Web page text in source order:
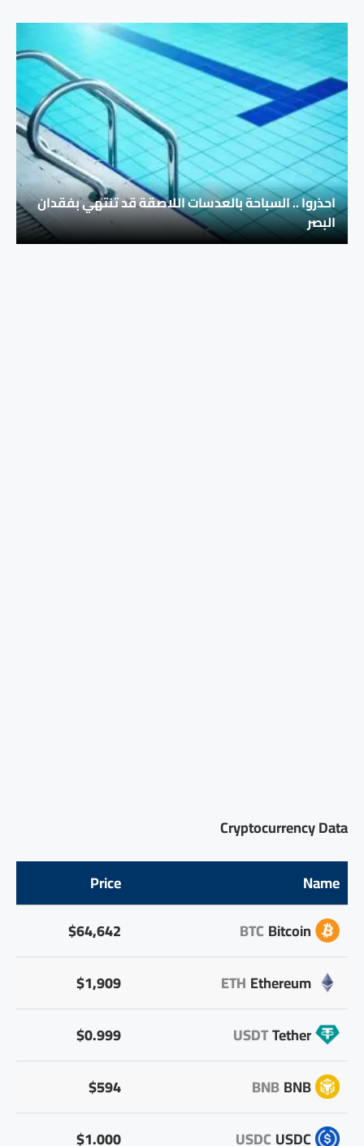
احذروا .. السباحة بالعدسات اللاصقة قد تنتهي بفقدان
البصر
Cryptocurrency Data
Name
Price
Bitcoin
BTC
$64,642
Ethereum
ETH
$1,909
Tether
USDT
$0.999
BNB
BNB
$594
USDC
USDC
$1.000